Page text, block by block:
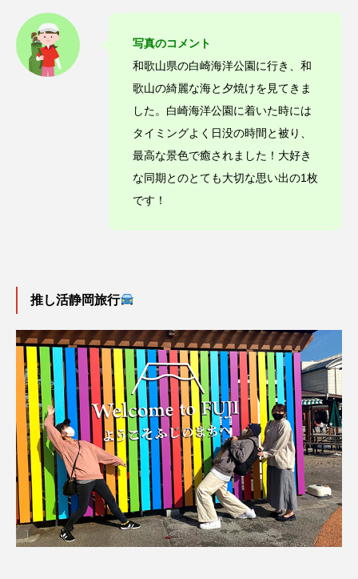
写真のコメント
和歌山県の白崎海洋公園に行き、和
歌山の綺麗な海と夕焼けを見てきま
した。白崎海洋公園に着いた時には
タイミングよく日没の時間と被り、
最高な景色で癒されました！大好き
な同期とのとても大切な思い出の1枚
です！
推し活静岡旅行